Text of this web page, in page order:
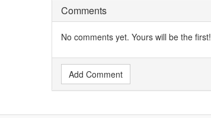
Comments
No comments yet. Yours will be the first!
Add Comment